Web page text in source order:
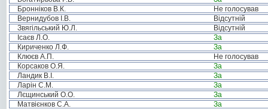
Бронніков В.К.
Не голосував
Вернидубов І.В.
Відсутній
Звягільський Ю.Л.
Відсутній
Ісаєв Л.О.
За
Кириченко Л.Ф.
За
Клюєв А.П.
Не голосував
Корсаков О.Я.
За
Ландик В.І.
За
Ларін С.М.
За
Лєщинський О.О.
За
Матвієнков С.А.
За